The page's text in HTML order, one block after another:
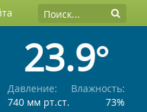
23.9°
Давление:
740 мм рт.ст.
Влажность:
73%